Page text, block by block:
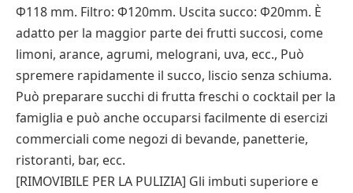
Φ118 mm. Filtro: Φ120mm. Uscita succo: Φ20mm. È
adatto per la maggior parte dei frutti succosi, come
limoni, arance, agrumi, melograni, uva, ecc., Può
spremere rapidamente il succo, liscio senza schiuma.
Può preparare succhi di frutta freschi o cocktail per la
famiglia e può anche occuparsi facilmente di esercizi
commerciali come negozi di bevande, panetterie,
ristoranti, bar, ecc.
[RIMOVIBILE PER LA PULIZIA] Gli imbuti superiore e